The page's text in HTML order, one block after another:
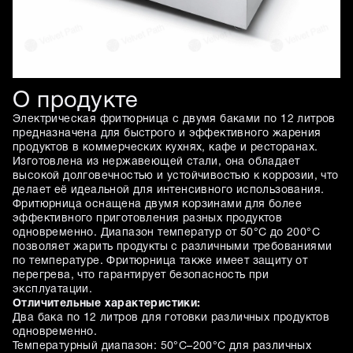
О продукте
Электрическая фритюрница с двумя баками по 12 литров
предназначена для быстрого и эффективного жарения
продуктов в коммерческих кухнях, кафе и ресторанах.
Изготовлена из нержавеющей стали, она обладает
высокой долговечностью и устойчивостью к коррозии, что
делает её идеальной для интенсивного использования.
Фритюрница оснащена двумя корзинами для более
эффективного приготовления разных продуктов
одновременно. Диапазон температур от 50°C до 200°C
позволяет жарить продукты с различными требованиями
по температуре. Фритюрница также имеет защиту от
перегрева, что гарантирует безопасность при
эксплуатации.
Отличительные характеристики:
Два бака по 12 литров для готовки различных продуктов
одновременно.
Температурный диапазон: 50°C–200°C для различных